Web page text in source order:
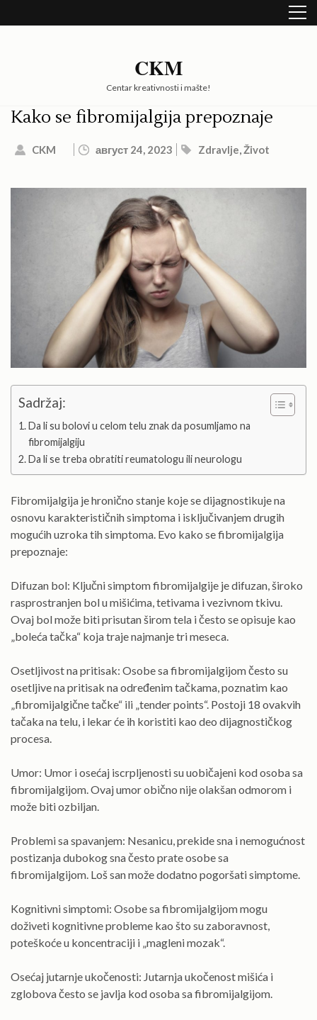
to
CKM
Centar kreativnosti i mašte!
Kako se fibromijalgija prepoznaje
CKM август 24, 2023 Zdravlje,Život
Sadržaj:
Da li su bolovi u celom telu znak da posumljamo na
fibromijalgiju
Da li se treba obratiti reumatologu ili neurologu
Fibromijalgija je hronično stanje koje se dijagnostikuje na
osnovu karakterističnih simptoma i isključivanjem drugih
mogućih uzroka tih simptoma. Evo kako se fibromijalgija
prepoznaje:
Difuzan bol: Ključni simptom fibromijalgije je difuzan, široko
rasprostranjen bol u mišićima, tetivama i vezivnom tkivu.
Ovaj bol može biti prisutan širom tela i često se opisuje kao
„boleća tačka“ koja traje najmanje tri meseca.
Osetljivost na pritisak: Osobe sa fibromijalgijom često su
osetljive na pritisak na određenim tačkama, poznatim kao
„fibromijalgične tačke“ ili „tender points“. Postoji 18 ovakvih
tačaka na telu, i lekar će ih koristiti kao deo dijagnostičkog
procesa.
Umor: Umor i osećaj iscrpljenosti su uobičajeni kod osoba sa
fibromijalgijom. Ovaj umor obično nije olakšan odmorom i
može biti ozbiljan.
Problemi sa spavanjem: Nesanicu, prekide sna i nemogućnost
postizanja dubokog sna često prate osobe sa
fibromijalgijom. Loš san može dodatno pogoršati simptome.
Kognitivni simptomi: Osobe sa fibromijalgijom mogu
doživeti kognitivne probleme kao što su zaboravnost,
poteškoće u koncentraciji i „magleni mozak“.
Osećaj jutarnje ukočenosti: Jutarnja ukočenost mišića i
zglobova često se javlja kod osoba sa fibromijalgijom.